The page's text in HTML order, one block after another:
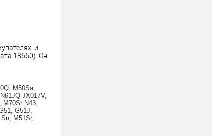
и
18650). Он
M50Sa,
JX017V,
N43,
G51J,
M51Sr,